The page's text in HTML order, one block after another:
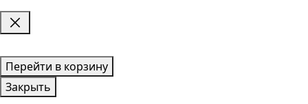
Перейти в корзину
Закрыть